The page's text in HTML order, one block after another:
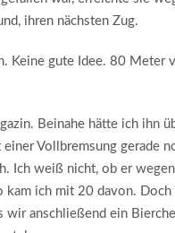
ihren nächsten Zug.
Keine gute Idee. 80 Meter
Beinahe hätte ich ihn
Vollbremsung gerade
Ich weiß nicht, ob er wegen
kam ich mit 20 davon.
wir anschließend ein